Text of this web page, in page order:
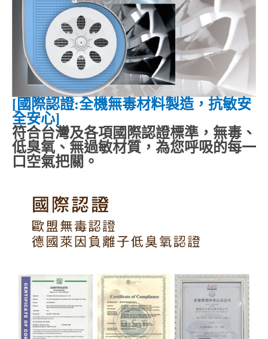
[國際認證:全機無毒材料製造，抗敏安
全安心]
符合台灣及各項國際認證標準，無毒、
低臭氧、無過敏材質，為您呼吸的每一
口空氣把關。